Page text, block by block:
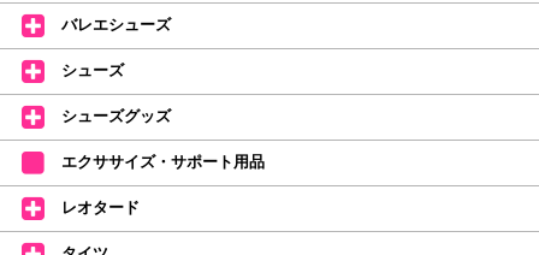
レッスンのお供にはもちろん、毎日の持ち歩きやギフトにもぴったりのミル
バオリジナルタオルです。
たけいみきさんが描く「夢かわいい」バレエイラストが、そのままタオルに
なりました。
デラロミラノ2026コレクションの販売を開始しました☆
↑ご購入頂いたお客様に、デラロミラノのロゴ入りボールペンをプレゼント
中。
(お一人様1本限りになります)
価格改定のお知らせ
バレエシューズ
シューズ
シューズグッズ
エクササイズ・サポート用品
レオタード